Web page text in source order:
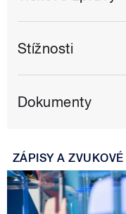
Stížnosti
Dokumenty
ZÁPISY A